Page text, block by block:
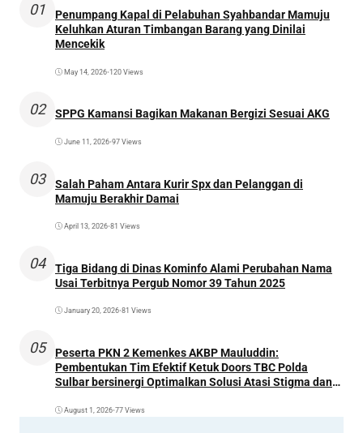
01
Penumpang Kapal di Pelabuhan Syahbandar Mamuju
Keluhkan Aturan Timbangan Barang yang Dinilai
Mencekik
May 14, 2026•120 Views
02 SPPG Kamansi Bagikan Makanan Bergizi Sesuai AKG
June 11, 2026•97 Views
03
Salah Paham Antara Kurir Spx dan Pelanggan di
Mamuju Berakhir Damai
April 13, 2026•81 Views
04
Tiga Bidang di Dinas Kominfo Alami Perubahan Nama
Usai Terbitnya Pergub Nomor 39 Tahun 2025
January 20, 2026•81 Views
05
Peserta PKN 2 Kemenkes AKBP Mauluddin:
Pembentukan Tim Efektif Ketuk Doors TBC Polda
Sulbar bersinergi Optimalkan Solusi Atasi Stigma dan
August 1, 2026•77 Views